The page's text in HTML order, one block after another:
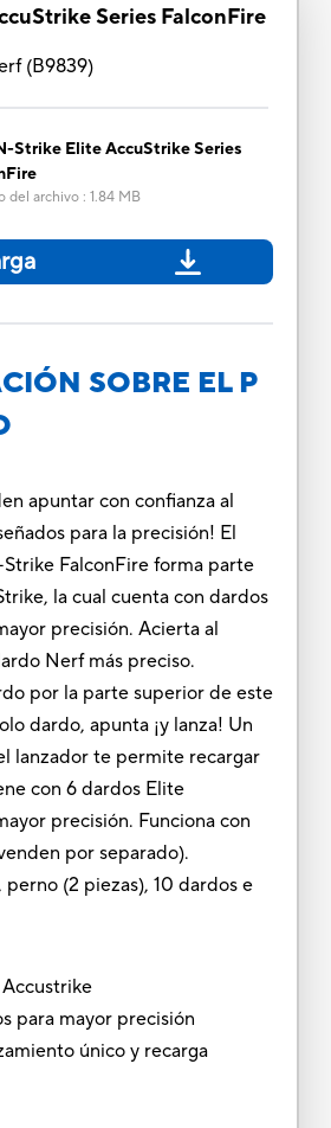
Series FalconFire
(B9839)
Strike Elite AccuStrike Series
del archivo: 1.84 MB
SOBRE EL P
apuntar con confianza al
para la precisión! El
FalconFire forma parte
la cual cuenta con dardos
precisión. Acierta al
Nerf más preciso.
por la parte superior de este
dardo, apunta ¡y lanza! Un
lanzador te permite recargar
con 6 dardos Elite
precisión. Funciona con
por separado).
perno (2 piezas), 10 dardos e
para mayor precisión
único y recarga